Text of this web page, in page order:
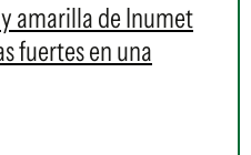
amarilla de Inumet
fuertes en una